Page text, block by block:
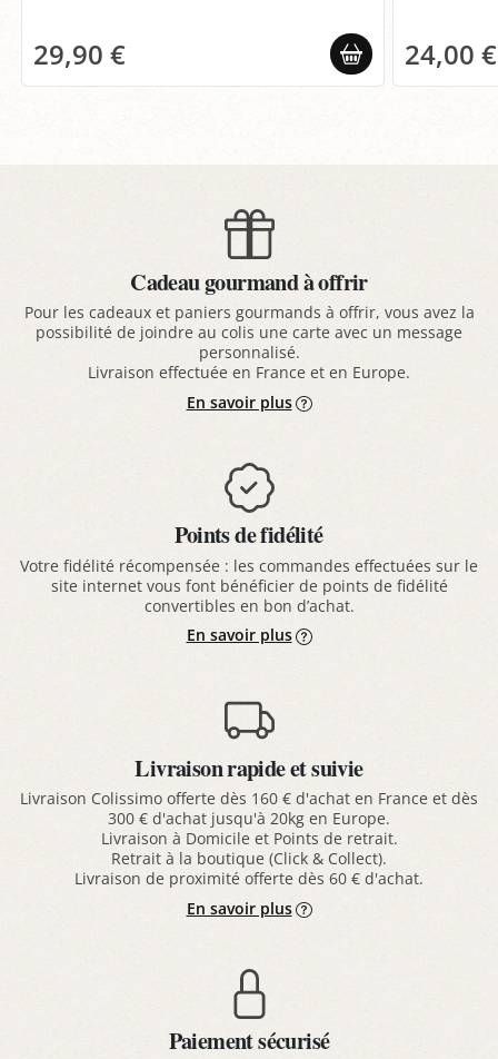
29,90 € 24,00 €
Cadeau gourmand à offrir
Pour les cadeaux et paniers gourmands à offrir, vous avez la
possibilité de joindre au colis une carte avec un message
personnalisé.
Livraison effectuée en France et en Europe.
En savoir plus
Points de fidélité
Votre fidélité récompensée : les commandes effectuées sur le
site internet vous font bénéficier de points de fidélité
convertibles en bon d’achat.
En savoir plus
Livraison rapide et suivie
Livraison Colissimo offerte dès 160 € d'achat en France et dès
300 € d'achat jusqu'à 20kg en Europe.
Livraison à Domicile et Points de retrait.
Retrait à la boutique (Click & Collect).
Livraison de proximité offerte dès 60 € d'achat.
En savoir plus
Paiement sécurisé